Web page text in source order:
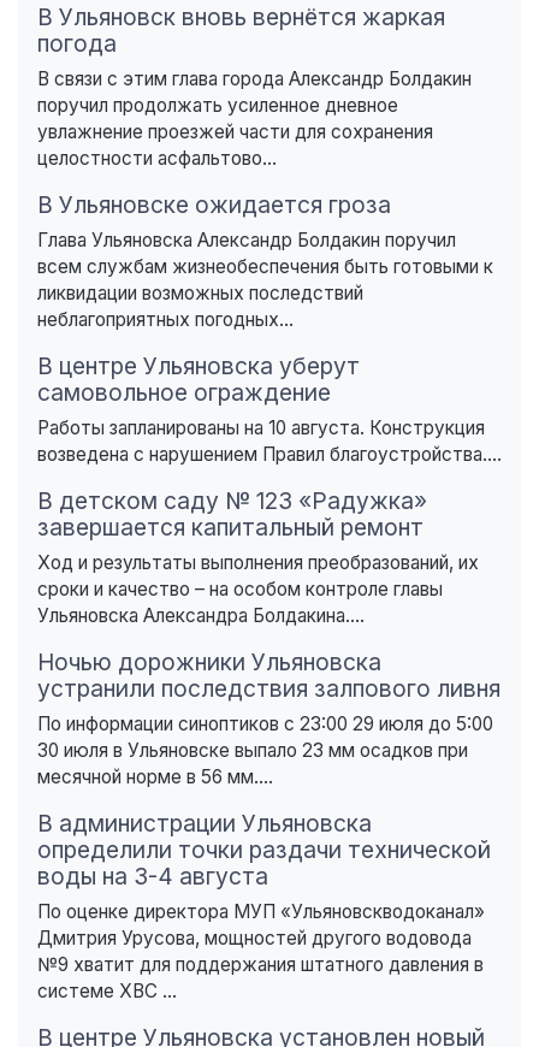
В Ульяновск вновь вернётся жаркая
погода
В связи с этим глава города Александр Болдакин
поручил продолжать усиленное дневное
увлажнение проезжей части для сохранения
целостности асфальтово...
В Ульяновске ожидается гроза
Глава Ульяновска Александр Болдакин поручил
всем службам жизнеобеспечения быть готовыми к
ликвидации возможных последствий
неблагоприятных погодных...
В центре Ульяновска уберут
самовольное ограждение
Работы запланированы на 10 августа. Конструкция
возведена с нарушением Правил благоустройства....
В детском саду № 123 «Радужка»
завершается капитальный ремонт
Ход и результаты выполнения преобразований, их
сроки и качество – на особом контроле главы
Ульяновска Александра Болдакина....
Ночью дорожники Ульяновска
устранили последствия залпового ливня
По информации синоптиков с 23:00 29 июля до 5:00
30 июля в Ульяновске выпало 23 мм осадков при
месячной норме в 56 мм....
В администрации Ульяновска
определили точки раздачи технической
воды на 3-4 августа
По оценке директора МУП «Ульяновскводоканал»
Дмитрия Урусова, мощностей другого водовода
№9 хватит для поддержания штатного давления в
системе ХВС ...
В центре Ульяновска установлен новый